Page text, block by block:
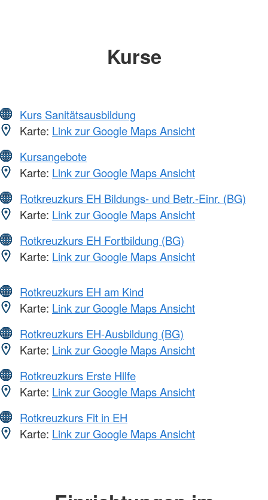
Kurse
Kurs Sanitätsausbildung
Karte: Link zur Google Maps Ansicht
Kursangebote
Karte: Link zur Google Maps Ansicht
Rotkreuzkurs EH Bildungs- und Betr.-Einr. (BG)
Karte: Link zur Google Maps Ansicht
Rotkreuzkurs EH Fortbildung (BG)
Karte: Link zur Google Maps Ansicht
Rotkreuzkurs EH am Kind
Karte: Link zur Google Maps Ansicht
Rotkreuzkurs EH-Ausbildung (BG)
Karte: Link zur Google Maps Ansicht
Rotkreuzkurs Erste Hilfe
Karte: Link zur Google Maps Ansicht
Rotkreuzkurs Fit in EH
Karte: Link zur Google Maps Ansicht